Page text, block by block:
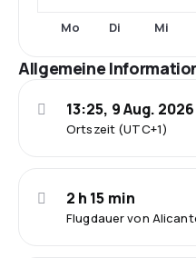
Mo Di Mi
Allgemeine
Ortszeit (UTC+1)
13:25, 9 Aug. 2026
Flugdauer von
2 h 15 min